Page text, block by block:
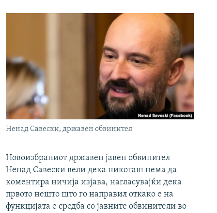
Ненад Савески, државен обвинител
Новоизбраниот државен јавен обвинител
Ненад Савески вели дека никогаш нема да
коментира ничија изјава, нагласувајќи дека
првото нешто што го направил откако е на
функцијата е средба со јавните обвинители во